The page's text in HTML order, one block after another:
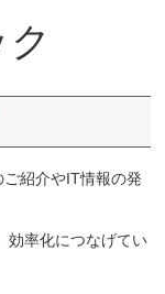
紹介やIT情報の発
効率化につなげてい